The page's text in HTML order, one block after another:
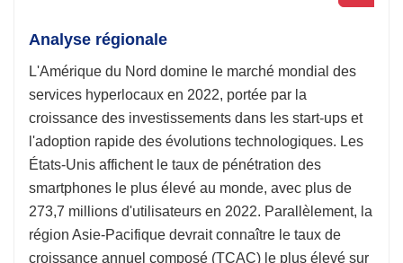
Analyse régionale
L'Amérique du Nord domine le marché mondial des
services hyperlocaux en 2022, portée par la
croissance des investissements dans les start-ups et
l'adoption rapide des évolutions technologiques. Les
États-Unis affichent le taux de pénétration des
smartphones le plus élevé au monde, avec plus de
273,7 millions d'utilisateurs en 2022. Parallèlement, la
région Asie-Pacifique devrait connaître le taux de
croissance annuel composé (TCAC) le plus élevé sur